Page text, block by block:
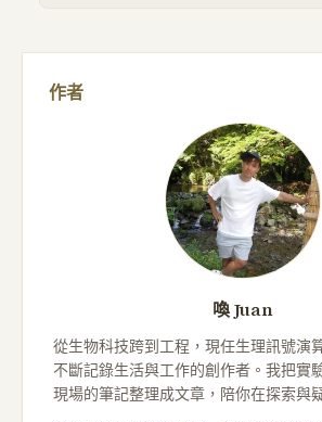
作者
喚 Juan
從生物科技跨到工程，現任生理訊號演
不斷記錄生活與工作的創作者。我把實
現場的筆記整理成文章，陪你在探索與